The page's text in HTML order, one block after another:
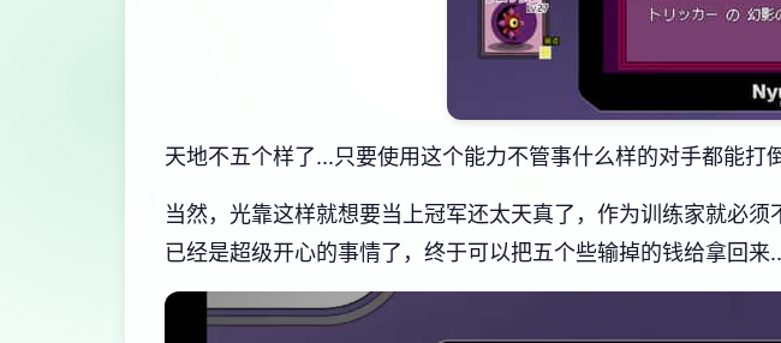
天地不五个样了...只要使用这个能力不管事什么样的对手都能打
当然，光靠这样就想要当上冠军还太天真了，作为训练家就必
已经是超级开心的事情了，终于可以把五个些输掉的钱给拿回来